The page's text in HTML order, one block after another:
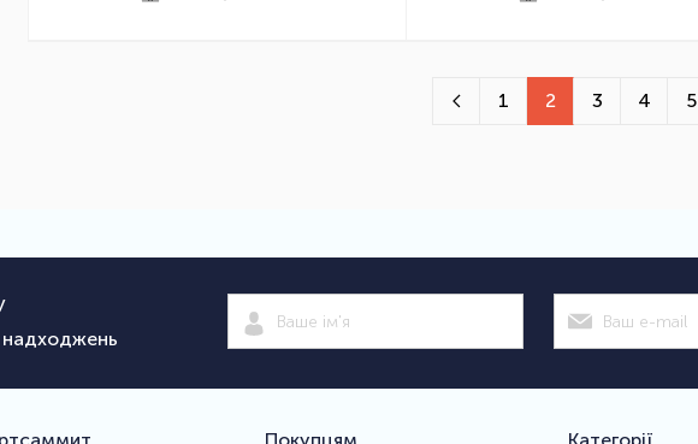
1 2 3 4 5
надходжень